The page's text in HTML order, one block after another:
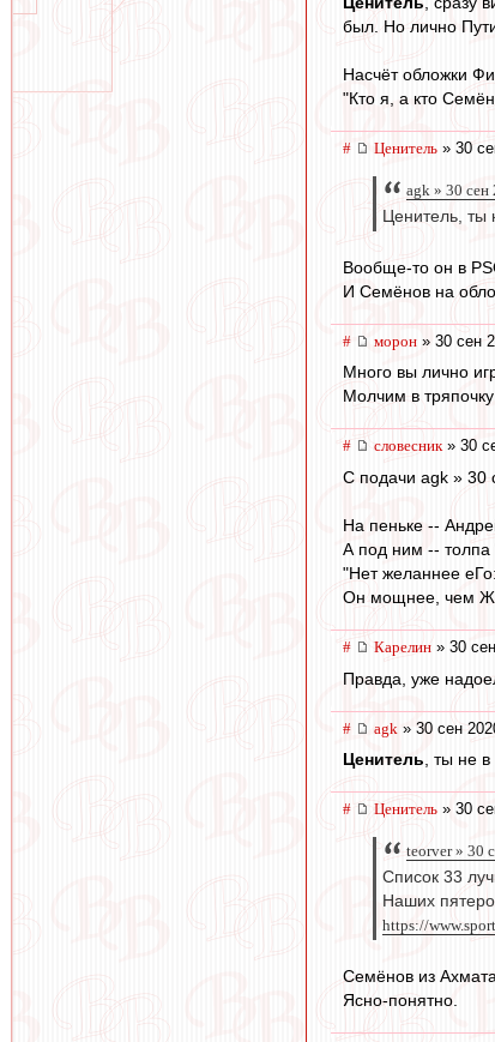
был. Но лично
Насчёт обложки
"Кто я, а кто
# Ценитель » 30
agk » 30 сен
Ценитель, ты
Вообще-то он в
И Семёнов на
# морон » 30 сен
Много вы лично
Молчим в тряпочку
# словесник» 30
С подачи agk » 30
На пеньке --
А под ним -- толпа
"Нет желаннее еГо:
Он мощнее, чем
# Карелин » 30
Правда, уже
# agk » 30 сен
Ценитель, ты не в
# Ценитель » 30
teorver » 30
Список 33
Наших
https://
Семёнов из
Ясно-понятно.